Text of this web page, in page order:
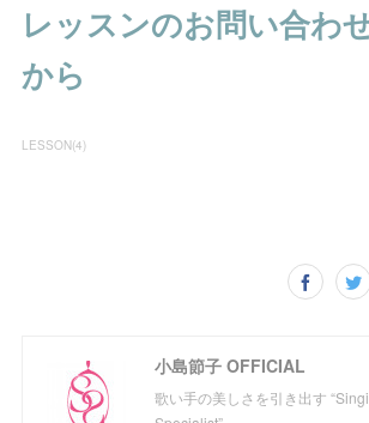
レッスンのお問い合わ
から
LESSON(4)
小島節子 OFFICIAL
歌い手の美しさを引き出す